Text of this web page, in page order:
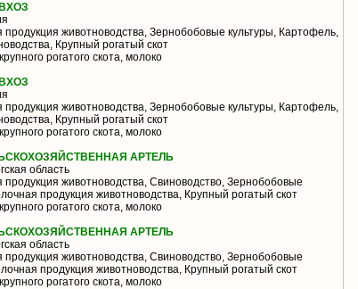
продукция животноводства, Зернобобовые культуры, Картофель,
Крупный рогатый скот
рогатого скота, молоко
продукция животноводства, Зернобобовые культуры, Картофель,
Крупный рогатый скот
рогатого скота, молоко
АРТЕЛЬ
область
продукция животноводства, Свиноводство, Зернобобовые
продукция животноводства, Крупный рогатый скот
рогатого скота, молоко
АРТЕЛЬ
область
продукция животноводства, Свиноводство, Зернобобовые
продукция животноводства, Крупный рогатый скот
рогатого скота, молоко